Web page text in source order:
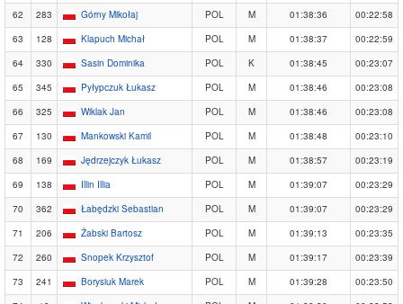
62
283 Górny Mikołaj POL M 01:38:36
00:22:58
63
128 Klapuch Michał POL M 01:38:37
00:22:59
64
330 Sasin Dominika POL K 01:38:45
00:23:07
65
345 Pyłypczuk Łukasz POL M 01:38:46
00:23:08
66
325 Wiklak Jan POL M 01:38:46
00:23:08
67
130 Mankowski Kamil POL M 01:38:48
00:23:10
68
169 Jędrzejczyk Łukasz POL M 01:38:57
00:23:19
69
138 Illin Illia POL M 01:39:07
00:23:29
70
362 Łabędzki Sebastian POL M 01:39:07
00:23:29
71
206 Żabski Bartosz POL M 01:39:13
00:23:35
72
260 Snopek Krzysztof POL M 01:39:17
00:23:39
73
241 Borysiuk Marek POL M 01:39:28
00:23:50